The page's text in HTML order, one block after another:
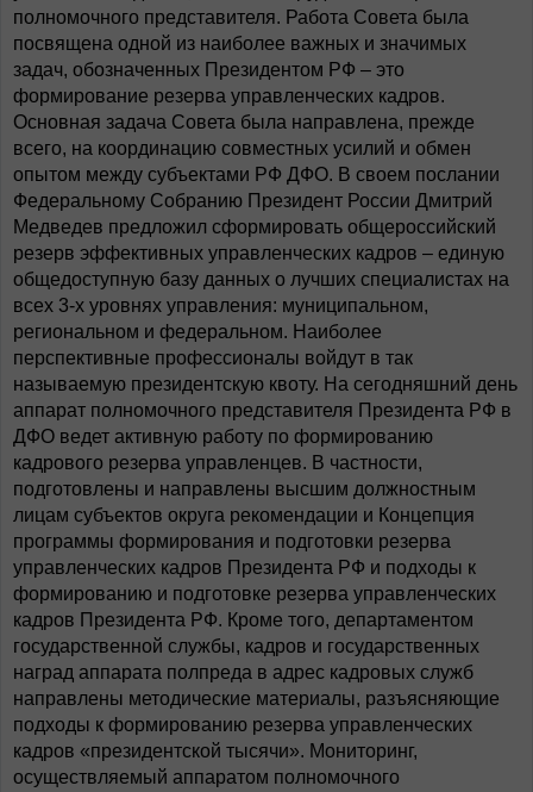
полномочного представителя. Работа Совета была
посвящена одной из наиболее важных и значимых
задач, обозначенных Президентом РФ – это
формирование резерва управленческих кадров.
Основная задача Совета была направлена, прежде
всего, на координацию совместных усилий и обмен
опытом между субъектами РФ ДФО. В своем послании
Федеральному Собранию Президент России Дмитрий
Медведев предложил сформировать общероссийский
резерв эффективных управленческих кадров – единую
общедоступную базу данных о лучших специалистах на
всех 3-х уровнях управления: муниципальном,
региональном и федеральном. Наиболее
перспективные профессионалы войдут в так
называемую президентскую квоту. На сегодняшний день
аппарат полномочного представителя Президента РФ в
ДФО ведет активную работу по формированию
кадрового резерва управленцев. В частности,
подготовлены и направлены высшим должностным
лицам субъектов округа рекомендации и Концепция
программы формирования и подготовки резерва
управленческих кадров Президента РФ и подходы к
формированию и подготовке резерва управленческих
кадров Президента РФ. Кроме того, департаментом
государственной службы, кадров и государственных
наград аппарата полпреда в адрес кадровых служб
направлены методические материалы, разъясняющие
подходы к формированию резерва управленческих
кадров «президентской тысячи». Мониторинг,
осуществляемый аппаратом полномочного